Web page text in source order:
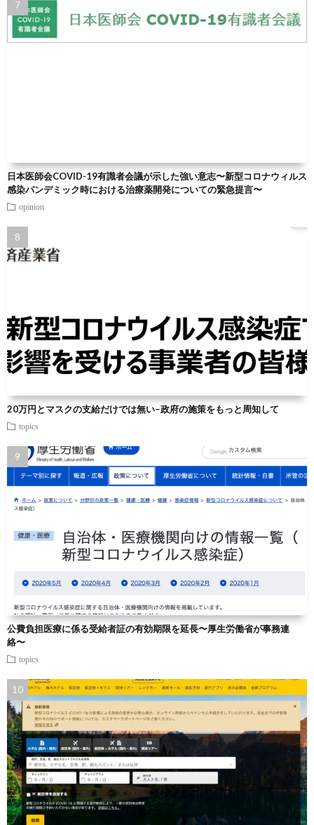
日本医師会COVID-19有識者会議が示した強い意志〜新型コロナウィルス
感染パンデミック時における治療薬開発についての緊急提言〜
opinion
20万円とマスクの支給だけでは無い−政府の施策をもっと周知して
topics
公費負担医療に係る受給者証の有効期限を延長〜厚生労働省が事務連
絡〜
topics